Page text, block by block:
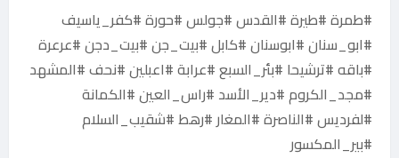
#طمرة #طيرة #القدس #جولس #حورة #كفر_ياسيف
#ابو_سنان #ابوسنان #كابل #بيت_جن #بيت_دجن #عرعرة
#باقه #ترشيحا #بئر_السبع #عرابة #اعبلين #نحف #المشهد
#مجد_الكروم #دير_الأسد #راس_العين #الكمانة
#لفرديس #الناصرة #المغار #رهط #شقيب_السلام
#بير_المكسور